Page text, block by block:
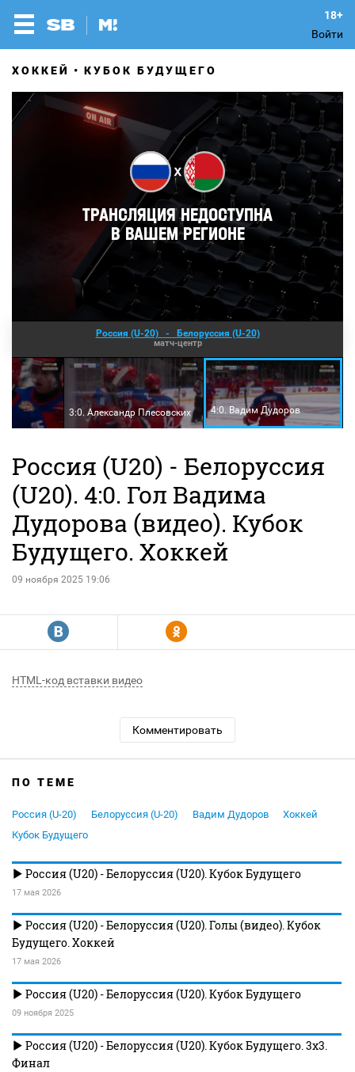
Войти
ХОККЕЙ КУБОК БУДУЩЕГО
Россия (U-20) - Белоруссия (U-20)
матч-центр
3:0. Александр Плесовских 4:0. Вадим Дудоров
Россия (U20) - Белоруссия
(U20). 4:0. Гол Вадима
Дудорова (видео). Кубок
Будущего. Хоккей
09 ноября 2025 19:06
R Y
HTML-код вставки видео
Комментировать
ПО ТЕМЕ
Россия (U-20) Белоруссия (U-20) Вадим Дудоров
Хоккей
Кубок Будущего
Россия (U20) - Белоруссия (U20). Кубок Будущего
17 мая 2026
Россия (U20) - Белоруссия (U20). Голы (видео). Кубок
Будущего. Хоккей
17 мая 2026
Россия (U20) - Белоруссия (U20). Кубок Будущего
09 ноября 2025
Россия (U20) - Белоруссия (U20). Кубок Будущего. 3х3.
Финал